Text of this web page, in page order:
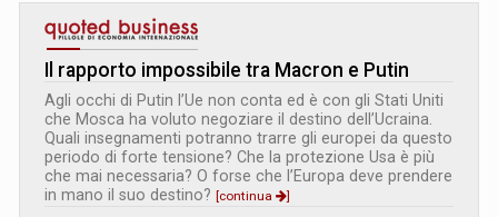
Il rapporto impossibile tra Macron e Putin
Agli occhi di Putin l’Ue non conta ed è con gli Stati Uniti
che Mosca ha voluto negoziare il destino dell’Ucraina.
Quali insegnamenti potranno trarre gli europei da questo
periodo di forte tensione? Che la protezione Usa è più
che mai necessaria? O forse che l’Europa deve prendere
in mano il suo destino? [continua ]